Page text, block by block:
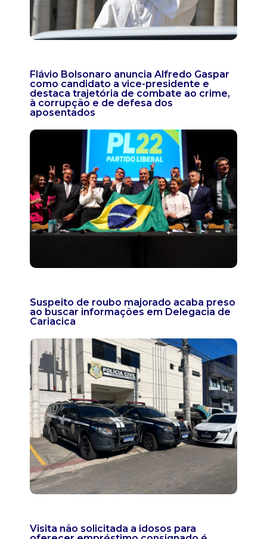
Flávio Bolsonaro anuncia Alfredo Gaspar
como candidato a vice-presidente e
destaca trajetória de combate ao crime,
à corrupção e de defesa dos
aposentados
Suspeito de roubo majorado acaba preso
ao buscar informações em Delegacia de
Cariacica
Visita não solicitada a idosos para